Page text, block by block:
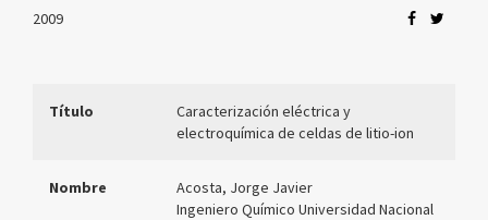
2009
Título
Caracterización eléctrica y
electroquímica de celdas de litio-ion
Nombre
Acosta, Jorge Javier
Ingeniero Químico Universidad Nacional